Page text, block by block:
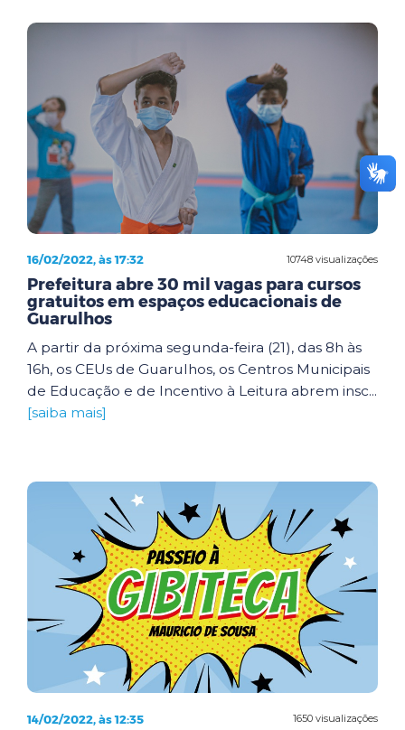
10748 visualizações
16/02/2022, às 17:32
Prefeitura abre 30 mil vagas para cursos
gratuitos em espaços educacionais de
Guarulhos
A partir da próxima segunda-feira (21), das 8h às
16h, os CEUs de Guarulhos, os Centros Municipais
de Educação e de Incentivo à Leitura abrem insc...
[saiba mais]
1650 visualizações
14/02/2022, às 12:35